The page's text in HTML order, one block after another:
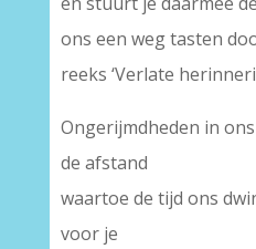
ons een weg tasten
reeks ‘Verlate
Ongerijmdheden in
de afstand
waartoe de tijd ons
voor je